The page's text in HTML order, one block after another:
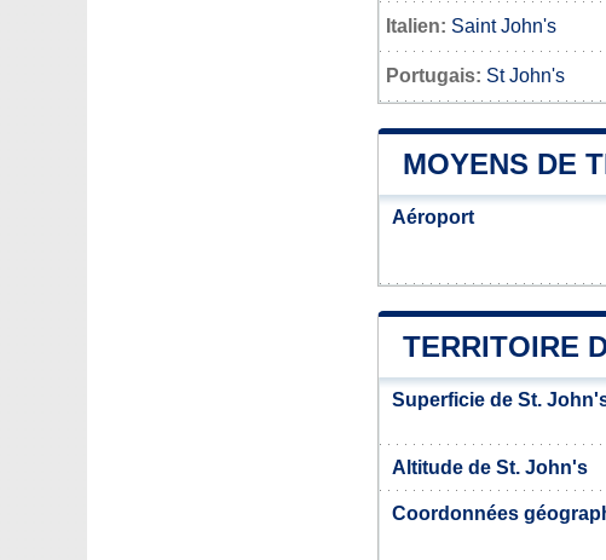
Italien: Saint John's
Portugais: St John's
MOYENS DE
Aéroport
TERRITOIRE
Superficie de St.
Altitude de St. John's
Coordonnées